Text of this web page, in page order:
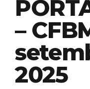
–
2025